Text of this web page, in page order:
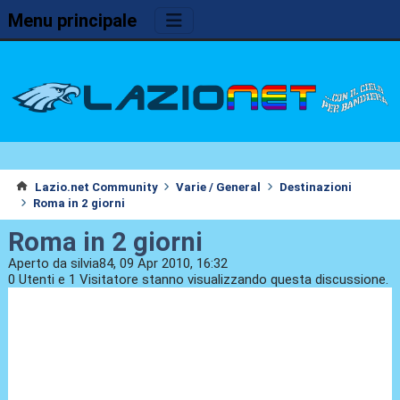
Menu principale
Lazio.net Community Varie / General
Destinazioni
Roma in 2 giorni
Roma in 2 giorni
Aperto da silvia84, 09 Apr 2010, 16:32
0 Utenti e 1 Visitatore stanno visualizzando questa discussione.